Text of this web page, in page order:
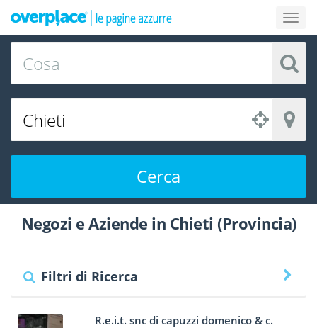
Cerca
Negozi e Aziende in Chieti (Provincia)
Filtri di Ricerca
R.e.i.t. snc di capuzzi domenico & c.